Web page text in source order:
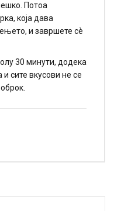
Потоа
која дава
и завршете сè
30 минути, додека
сите вкусови не се